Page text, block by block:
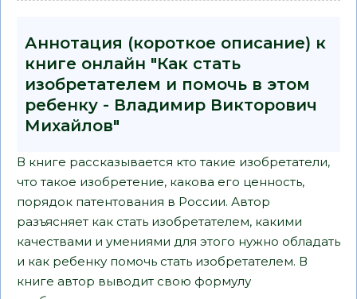
Аннотация (короткое описание) к
книге онлайн "Как стать
изобретателем и помочь в этом
ребенку - Владимир Викторович
Михайлов"
В книге рассказывается кто такие изобретатели,
что такое изобретение, какова его ценность,
порядок патентования в России. Автор
разъясняет как стать изобретателем, какими
качествами и умениями для этого нужно обладать
и как ребенку помочь стать изобретателем. В
книге автор выводит свою формулу